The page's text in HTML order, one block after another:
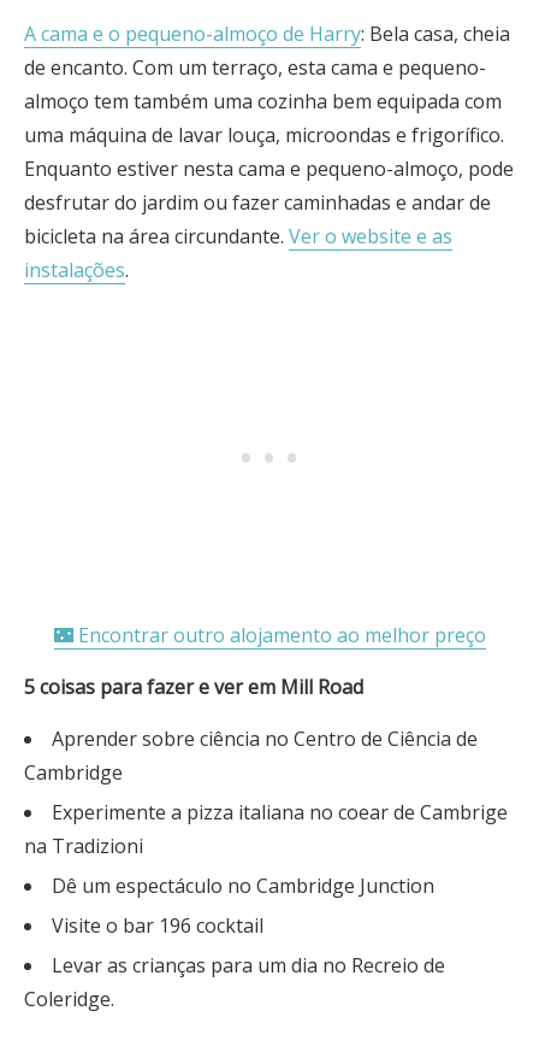
A cama e o pequeno-almoço de Harry: Bela casa, cheia
de encanto. Com um terraço, esta cama e pequeno-
almoço tem também uma cozinha bem equipada com
uma máquina de lavar louça, microondas e frigorífico.
Enquanto estiver nesta cama e pequeno-almoço, pode
desfrutar do jardim ou fazer caminhadas e andar de
bicicleta na área circundante. Ver o website e as
instalações.
🌃 Encontrar outro alojamento ao melhor preço
5 coisas para fazer e ver em Mill Road
Aprender sobre ciência no Centro de Ciência de
Cambridge
Experimente a pizza italiana no coear de Cambrige
na Tradizioni
Dê um espectáculo no Cambridge Junction
Visite o bar 196 cocktail
Levar as crianças para um dia no Recreio de
Coleridge.